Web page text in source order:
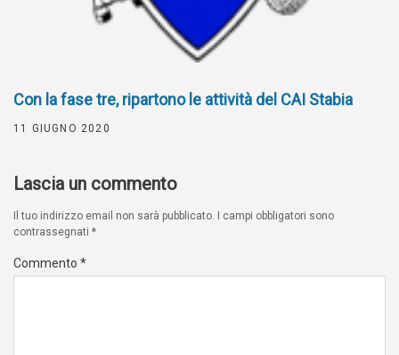
Con la fase tre, ripartono le attività del CAI Stabia
11 GIUGNO 2020
Lascia un commento
Il tuo indirizzo email non sarà pubblicato. I campi obbligatori sono
contrassegnati *
Commento *